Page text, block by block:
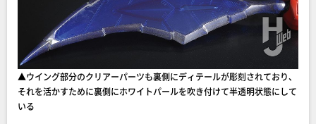
▲ウイング部分のクリアーパーツも裏側にディテールが彫刻されており、
それを活かすために裏側にホワイトパールを吹き付けて半透明状態にして
いる